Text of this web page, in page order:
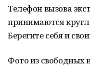
Телефон вызова
принимаются
Берегите себя и
Фото из свободных